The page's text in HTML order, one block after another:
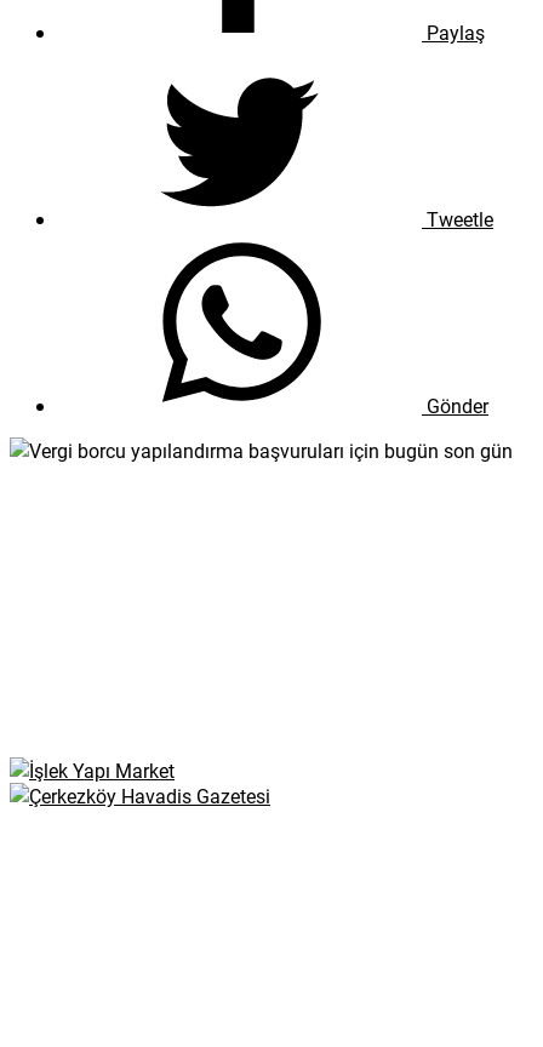
Paylaş
Tweetle
Gönder